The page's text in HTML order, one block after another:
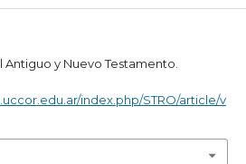
Antiguo y Nuevo Testamento.
index.php/STRO/article/v